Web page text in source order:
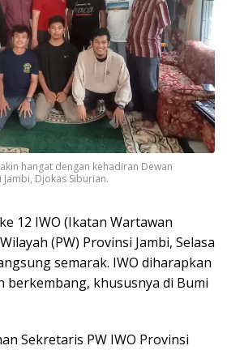
hangat dengan kehadiran Dewan
Jambi, Djokas Siburian.
12 IWO (Ikatan Wartawan
(PW) Provinsi Jambi, Selasa
semarak. IWO diharapkan
berkembang, khususnya di Bumi
Sekretaris PW IWO Provinsi